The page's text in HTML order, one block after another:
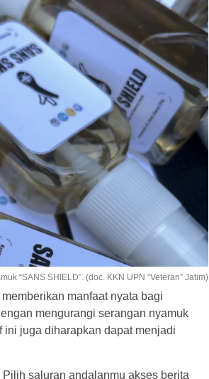
“SANS SHIELD”. (doc. KKN UPN “Veteran” Jatim)
manfaat nyata bagi
mengurangi serangan nyamuk
juga diharapkan dapat menjadi
saluran andalanmu akses berita